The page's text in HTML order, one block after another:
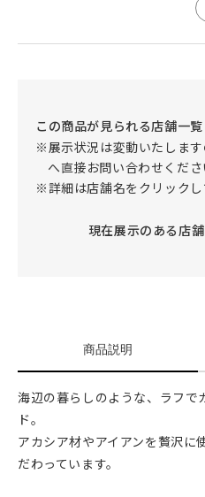
商品説明
海辺の暮らしのような、ラフで
ド。
アカシア材やアイアンを贅沢に
だわっています。
この商品が見られる店舗一覧
※展示状況は変動いたしま
へ直接お問い合わせくださ
※詳細は店舗名をクリックし
現在展示のある店